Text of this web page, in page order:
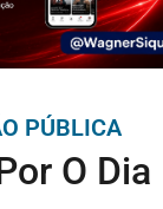
PÚBLICA
O Dia